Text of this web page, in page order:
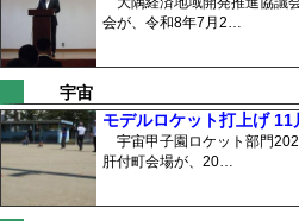
会が、令和8年7月2…
宇宙
モデルロケット打上げ
宇宙甲子園ロケット部門
肝付町会場が、20…